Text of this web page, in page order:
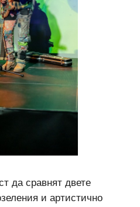
да сравнят двете
и артистично